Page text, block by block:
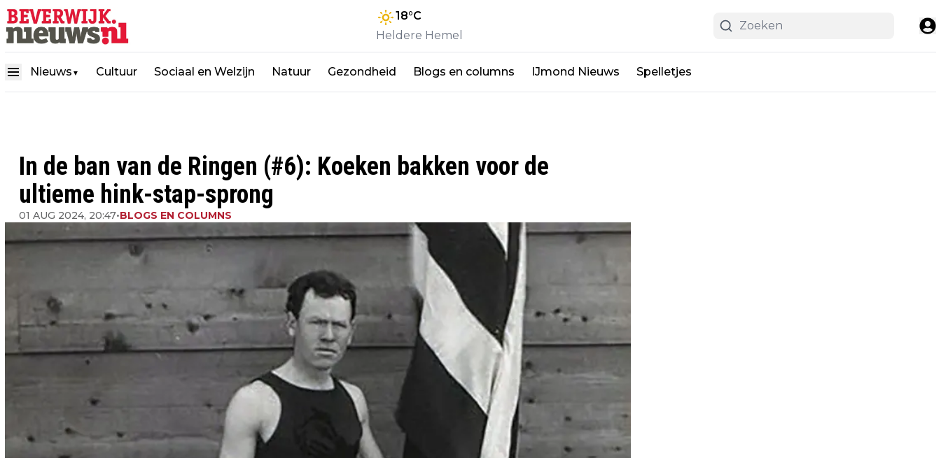
18°C
Heldere Hemel
Nieuws ▼ Cultuur Sociaal en Welzijn Natuur Gezondheid Blogs en columns IJmond Nieuws Spelletjes
In de ban van de Ringen (#6): Koeken bakken voor de
ultieme hink-stap-sprong
01 AUG 2024, 20:47•BLOGS EN COLUMNS